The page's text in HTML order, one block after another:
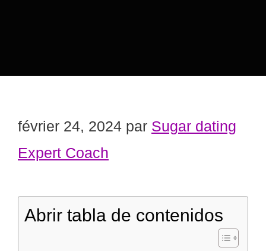
février 24, 2024 par Sugar dating
Expert Coach
Abrir tabla de contenidos